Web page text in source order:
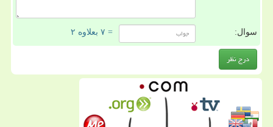
سوال: = ۷ بعلاوه ۲